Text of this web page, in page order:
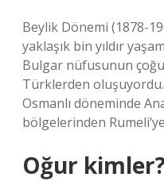
Beylik Dönemi (1878-
yaklaşık bin yıldır
Bulgar nüfusunun
Türklerden
Osmanlı döneminde
bölgelerinden
Oğur